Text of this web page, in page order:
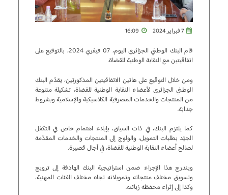
قام البنك الوطني الجزائري اليوم، 07 فيفري 2024، بالتوقيع على
اتفاقيتين مع النقابة الوطنية للقضاة.
ومن خلال التوقيع على هاتين الاتفاقيتين المذكورتين، يقدّم البنك
الوطني الجزائري لأعضاء النقابة الوطنية للقضاة، تشكيلة متنوعة
من المنتجات والخدمات المصرفية الكلاسيكية والإسلامية وبشروط
جذابة.
كما يلتزم البنك، في ذات السياق، بإيلاء اهتمام خاص في التكفل
الجيّد بطلبات التمويل، والولوج إلى المنتجات والخدمات المقدّمة
لصالح أعضاء النقابة الوطنية للقضاة، في آجال قصيرة.
ويندرج هذا الإجراء ضمن استراتيجية البنك الهادفة إلى ترويج
وتسويق مختلف منتجاته وتمويلاته تجاه مختلف الفئات المهنية،
وكذا إلى إثراء محفظة زبائنه.